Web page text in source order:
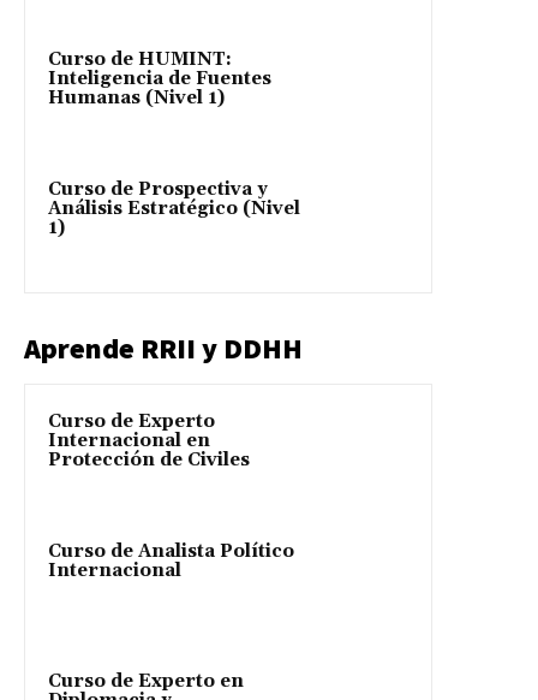
Curso de HUMINT:
Inteligencia de Fuentes
Humanas (Nivel 1)
Curso de Prospectiva y
Análisis Estratégico (Nivel
1)
Aprende RRII y DDHH
Curso de Experto
Internacional en
Protección de Civiles
Curso de Analista Político
Internacional
Curso de Experto en